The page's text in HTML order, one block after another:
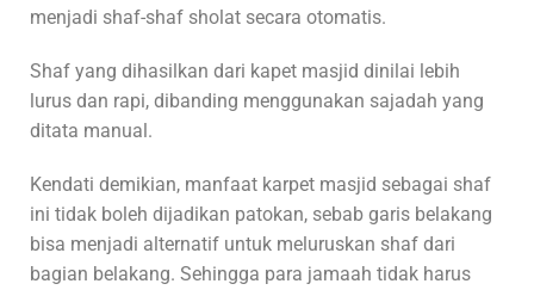
menjadi shaf-shaf sholat secara otomatis.
Shaf yang dihasilkan dari kapet masjid dinilai lebih
lurus dan rapi, dibanding menggunakan sajadah yang
ditata manual.
Kendati demikian, manfaat karpet masjid sebagai shaf
ini tidak boleh dijadikan patokan, sebab garis belakang
bisa menjadi alternatif untuk meluruskan shaf dari
bagian belakang. Sehingga para jamaah tidak harus